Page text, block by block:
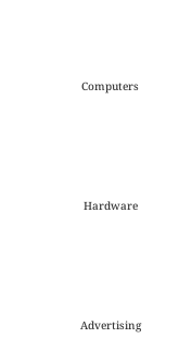
Computers
Hardware
Advertising